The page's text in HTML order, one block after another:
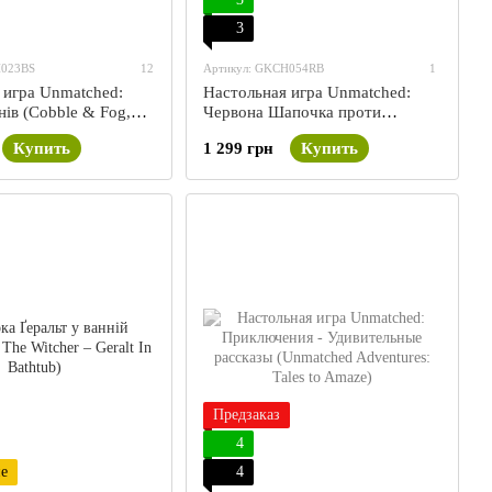
12
Unmatched:
(Cobble & Fog,
Купить
3
Артикул: GKCH054RB 1
Настольная игра Unmatched:
Червона Шапочка проти
Беовульфа (Unmatched: Little
Red Riding Hood vs. Beowulf)
1 299 грн Купить
Предзаказ
4
4